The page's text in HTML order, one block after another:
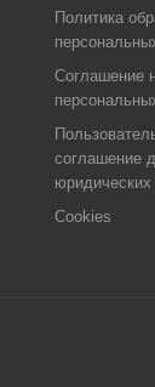
Политика
Соглашение
соглашение
Cookies